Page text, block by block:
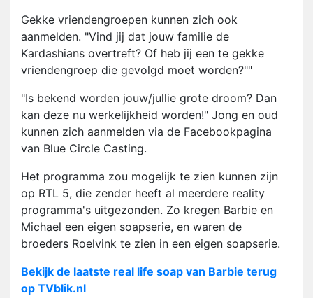
Gekke vriendengroepen kunnen zich ook
aanmelden. "Vind jij dat jouw familie de
Kardashians overtreft? Of heb jij een te gekke
vriendengroep die gevolgd moet worden?""
"Is bekend worden jouw/jullie grote droom? Dan
kan deze nu werkelijkheid worden!" Jong en oud
kunnen zich aanmelden via de Facebookpagina
van Blue Circle Casting.
Het programma zou mogelijk te zien kunnen zijn
op RTL 5, die zender heeft al meerdere reality
programma's uitgezonden. Zo kregen Barbie en
Michael een eigen soapserie, en waren de
broeders Roelvink te zien in een eigen soapserie.
Bekijk de laatste real life soap van Barbie terug
op TVblik.nl